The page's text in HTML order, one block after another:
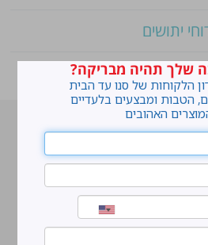
יתושים
אף צבעוניים במארז
לנקות חלונות עם חיוך
עושים סדר בארון הנעליים
טיפים והמלצות מקצועיות לשימוש
שלך תהיה מבריקה?
הלקוחות של סנו עד הבית
הטבות ומבצעים בלעדיים
האהובים